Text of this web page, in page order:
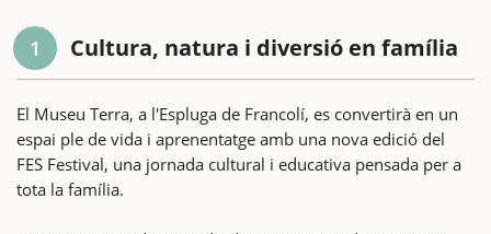
1 Cultura, natura i diversió en família
El Museu Terra, a l'Espluga de Francolí, es convertirà en un
espai ple de vida i aprenentatge amb una nova edició del
FES Festival, una jornada cultural i educativa pensada per a
tota la família.